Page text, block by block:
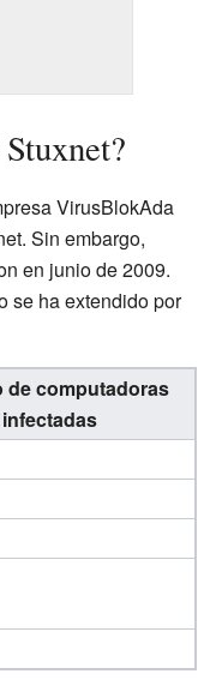
VirusBlokAda
Sin embargo,
en junio de 2009.
se ha extendido por
de computadoras
infectadas